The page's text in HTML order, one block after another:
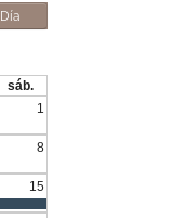
Día
sáb.
1
8
15